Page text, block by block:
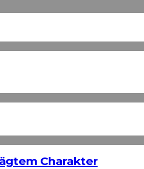
Charakter